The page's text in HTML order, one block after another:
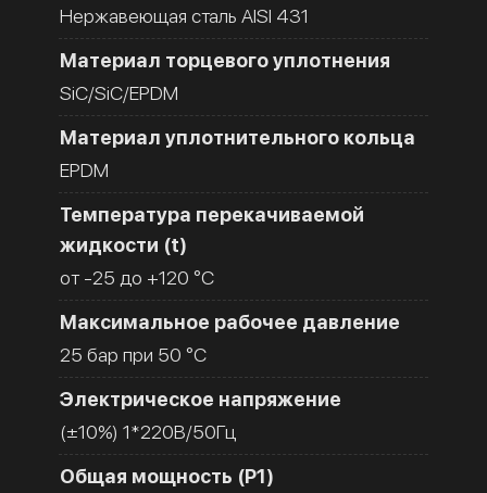
Нержавеющая сталь AISI 431
Материал торцевого уплотнения
SiC/SiC/EPDM
Материал уплотнительного кольца
EPDM
Температура перекачиваемой
жидкости (t)
от -25 до +120 °C
Максимальное рабочее давление
25 бар при 50 °C
Электрическое напряжение
(±10%) 1*220В/50Гц
Общая мощность (Р1)